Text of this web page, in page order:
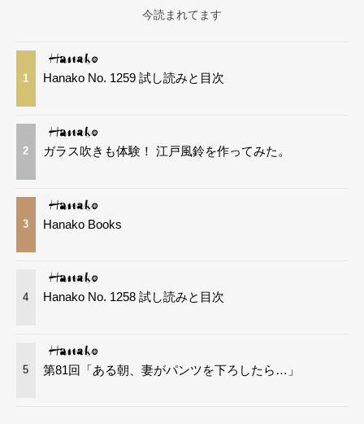
今読まれてます
1 Hanako No. 1259 試し読みと目次
2 ガラス吹きも体験！ 江戸風鈴を作ってみた。
3 Hanako Books
4 Hanako No. 1258 試し読みと目次
5 第81回「ある朝、妻がパンツを下ろしたら…」